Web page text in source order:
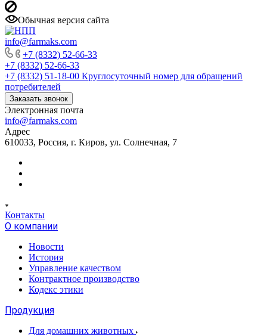
Обычная версия сайта
info@farmaks.com
+7 (8332) 52-66-33
+7 (8332) 52-66-33
+7 (8332) 51-18-00 Круглосуточный номер для обращений
потребителей
Заказать звонок
Электронная почта
info@farmaks.com
Адрес
610033, Россия, г. Киров, ул. Солнечная, 7
Контакты
О компании
Новости
История
Управление качеством
Контрактное производство
Кодекс этики
Продукция
Для домашних животных